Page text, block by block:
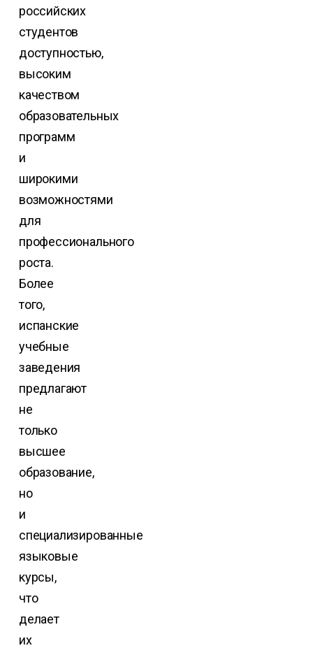
российских
студентов
доступностью,
высоким
качеством
образовательных
программ
и
широкими
возможностями
для
профессионального
роста.
Более
того,
испанские
учебные
заведения
предлагают
не
только
высшее
образование,
но
и
специализированные
языковые
курсы,
что
делает
их